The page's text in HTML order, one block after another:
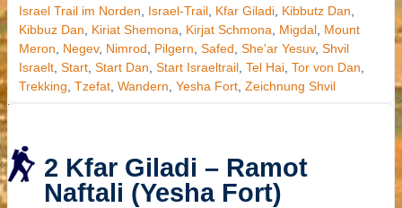
Israel Trail im Norden
Israel-Trail, Kfar Giladi, Kibbutz Dan
Kibbuz Dan
Kiriat Shemona Kirjat Schmona Migdal, Mount
Meron
Negev, Nimrod Pilgern Safed She'ar Yesuv, Shvil
Israelt, Start, Start Dan Start Israeltrail, Tel Hai, Tor von Dan
Trekking Tzefat, Wandern Yesha Fort, Zeichnung Shvil
2 Kfar Giladi – Ramot
Naftali (Yesha Fort)